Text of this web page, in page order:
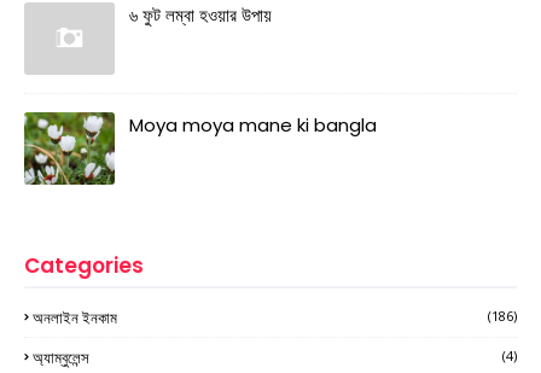
৬ ফুট লম্বা হওয়ার উপায়
Moya moya mane ki bangla
Categories
অনলাইন ইনকাম (186)
অ্যাম্বুলেন্স (4)